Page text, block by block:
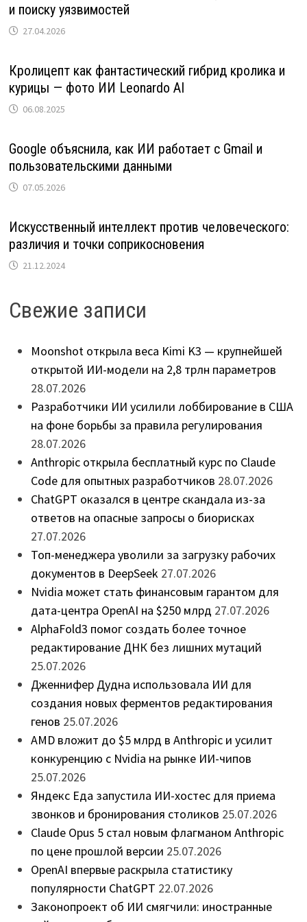
и поиску уязвимостей
27.04.2026
Кролицепт как фантастический гибрид кролика и
курицы — фото ИИ Leonardo AI
06.08.2025
Google объяснила, как ИИ работает с Gmail и
пользовательскими данными
07.05.2026
Искусственный интеллект против человеческого:
различия и точки соприкосновения
21.12.2024
Свежие записи
Moonshot открыла веса Kimi K3 — крупнейшей
открытой ИИ-модели на 2,8 трлн параметров
28.07.2026
Разработчики ИИ усилили лоббирование в США
на фоне борьбы за правила регулирования
28.07.2026
Anthropic открыла бесплатный курс по Claude
Code для опытных разработчиков 28.07.2026
ChatGPT оказался в центре скандала из-за
ответов на опасные запросы о биорисках
27.07.2026
Топ-менеджера уволили за загрузку рабочих
документов в DeepSeek 27.07.2026
Nvidia может стать финансовым гарантом для
дата-центра OpenAI на $250 млрд 27.07.2026
AlphaFold3 помог создать более точное
редактирование ДНК без лишних мутаций
25.07.2026
Дженнифер Дудна использовала ИИ для
создания новых ферментов редактирования
генов 25.07.2026
AMD вложит до $5 млрд в Anthropic и усилит
конкуренцию с Nvidia на рынке ИИ-чипов
25.07.2026
Яндекс Еда запустила ИИ-хостес для приема
звонков и бронирования столиков 25.07.2026
Claude Opus 5 стал новым флагманом Anthropic
по цене прошлой версии 25.07.2026
OpenAI впервые раскрыла статистику
популярности ChatGPT 22.07.2026
Законопроект об ИИ смягчили: иностранные